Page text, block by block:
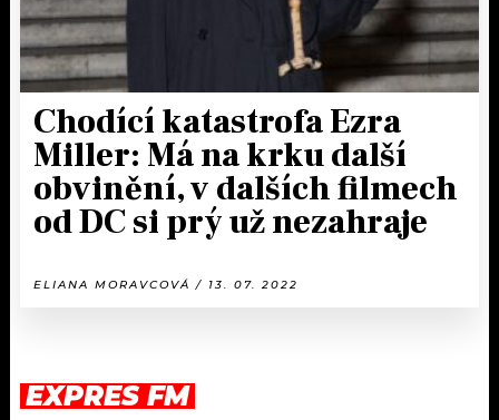
Chodící katastrofa Ezra
Miller: Má na krku další
obvinění, v dalších filmech
od DC si prý už nezahraje
ELIANA MORAVCOVÁ / 13. 07. 2022
EXPRES FM